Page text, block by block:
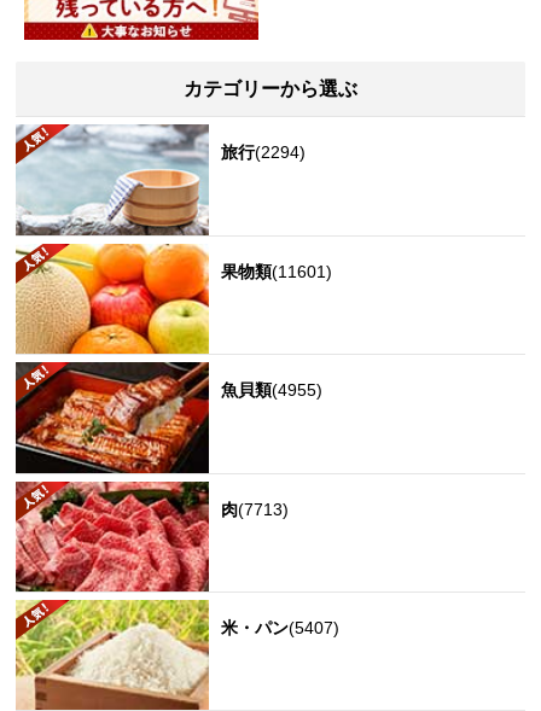
カテゴリーから選ぶ
旅行(2294)
果物類(11601)
魚貝類(4955)
肉(7713)
米・パン(5407)